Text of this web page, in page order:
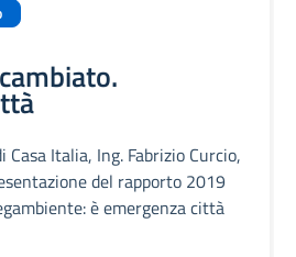
Italia, Ing. Fabrizio Curcio,
del rapporto 2019
è emergenza città